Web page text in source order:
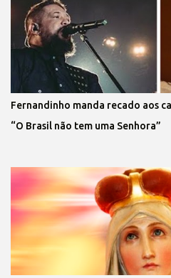
Fernandinho manda recado aos
“O Brasil não tem uma Senhora”